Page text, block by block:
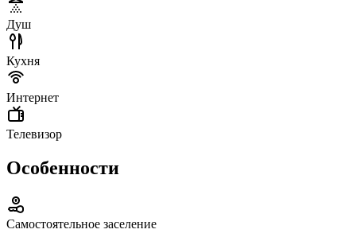
Душ
Кухня
Интернет
Телевизор
Особенности
Самостоятельное заселение